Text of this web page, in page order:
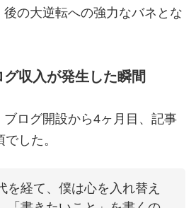
の大逆転への強力なバネとな
収入が発生した瞬間
ログ開設から4ヶ月目、記事
した。
を経て、僕は心を入れ替え